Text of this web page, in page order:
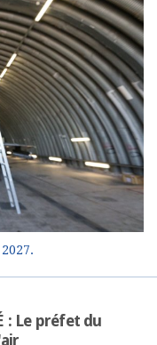
: Le préfet du